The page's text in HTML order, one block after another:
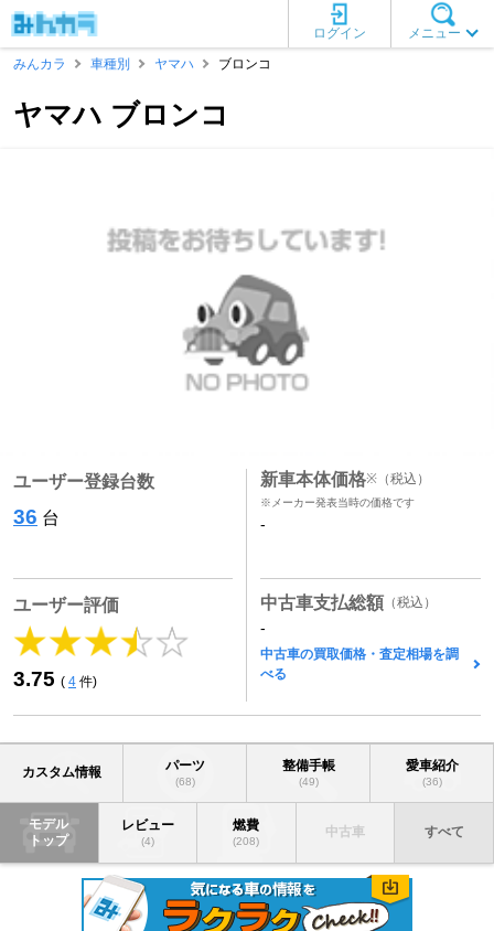
メニュー
ログイン
みんカラ
車種別 ヤマハ ブロンコ
ヤマハ ブロンコ
ユーザー登録台数
36 台
ユーザー評価
3.75 ( 4 件)
新車本体価格※ （税込）
※メーカー発表当時の価格です
-
中古車支払総額 （税込）
-
中古車の買取価格・査定相場を調
べる
カスタム情報 パーツ
(68)
整備手帳
(49)
愛車紹介
(36)
モデル
トップ
レビュー
(4)
燃費
(208)
中古車 すべて